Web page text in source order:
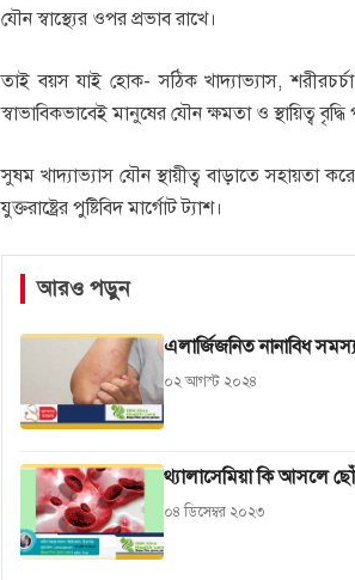
যৌন স্বাস্থ্যের ওপর প্রভাব রাখে।
তাই বয়স যাই হোক- সঠিক খাদ্যাভ্যাস,
স্বাভাবিকভাবেই মানুষের যৌন ক্ষমতা ও স্থায়িত্ব বৃদ্ধি
সুষম খাদ্যাভ্যাস যৌন স্থায়ীত্ব বাড়াতে সহায়তা
যুক্তরাষ্ট্রের পুষ্টিবিদ মার্গোট ট্যাশ।
আরও পড়ুন
এলার্জিজনিত নানাবিধ
০২ আগস্ট ২০২৪
থ্যালাসেমিয়া কি আসলে
০৪ ডিসেম্বর ২০২৩